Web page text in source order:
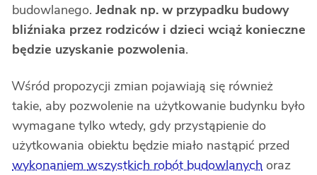
budowlanego. Jednak np. w przypadku budowy
bliźniaka przez rodziców i dzieci wciąż konieczne
będzie uzyskanie pozwolenia.
Wśród propozycji zmian pojawiają się również
takie, aby pozwolenie na użytkowanie budynku było
wymagane tylko wtedy, gdy przystąpienie do
użytkowania obiektu będzie miało nastąpić przed
wykonaniemwszystkich robót budowlanych oraz